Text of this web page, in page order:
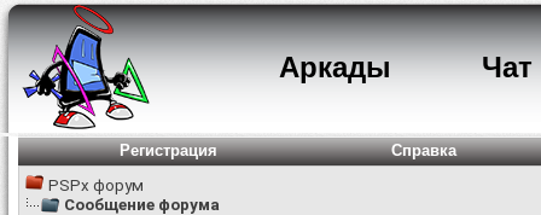
Аркады Чат
Регистрация
Справка
PSPx форум
Сообщение форума